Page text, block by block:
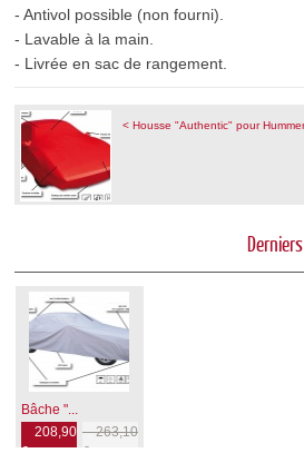
- Antivol possible (non fourni).
- Lavable à la main.
- Livrée en sac de rangement
< Housse "Authentic" pour Hummer
Bâche "...
208,90 263,10